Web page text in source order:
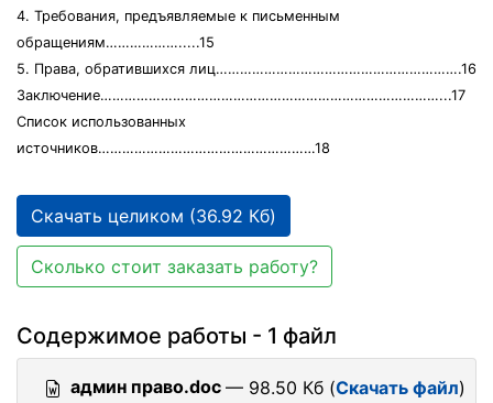
4. Требования, предъявляемые к письменным
обращениям……………….....15
5. Права, обратившихся лиц…………………………………………………….16
Заключение…………………………………………………………………………...17
Список использованных
источников………………………………………………18
Скачать целиком (36.92 Кб)
Сколько стоит заказать работу?
Содержимое работы - 1 файл
админ право.doc — 98.50 Кб (Скачать файл)